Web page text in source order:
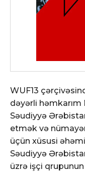
WUF13
dəyərli həmkarım
Səudiyyə
etmək və
üçün xüsusi
Səudiyyə
üzrə işçi